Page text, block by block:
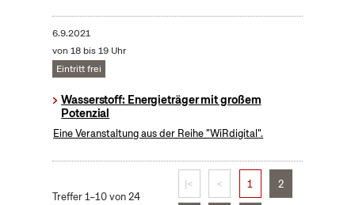
6.9.2021
von 18 bis 19 Uhr
Eintritt frei
Wasserstoff: Energieträger mit großem
Potenzial
Eine Veranstaltung aus der Reihe "WiRdigital".
Treffer 1–10 von 24
|< < 1 2